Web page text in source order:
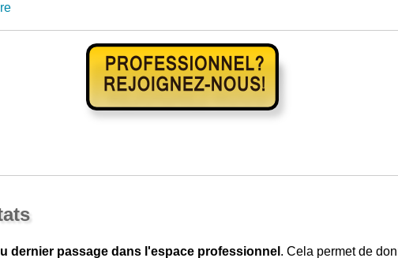
dernier passage dans l'espace professionnel . Cela permet de